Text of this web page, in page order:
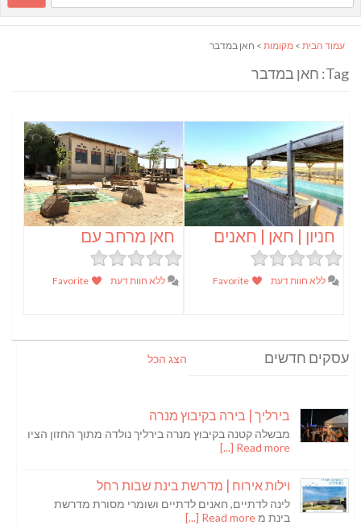
עמוד הבית > מקומות > חאן במדבר
Tag: חאן במדבר
חניון | חאן | חאנים
ללא חוות דעת
חאן מרחב עם
ללא חוות דעת
עסקים חדשים הצג הכל
בירליך | בירה בקיבוץ מנרה
מבשלה קטנה בקיבוץ מנרה בירליך נולדה מתוך החזון הציו
Read more [...]
וילות אירוח | מדרשת בינת שבות רחל
לינה לדתיים, חאנים לדתיים ושומרי מסורת מדרשת
בינת מRead more [...]